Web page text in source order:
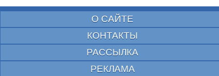
О САЙТЕ
КОНТАКТЫ
РАССЫЛКА
РЕКЛАМА